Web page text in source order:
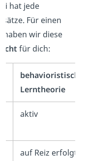
hat jede
Für einen
haben wir diese
für dich:
behavioristische
Lerntheorie
aktiv
auf Reiz erfolgt